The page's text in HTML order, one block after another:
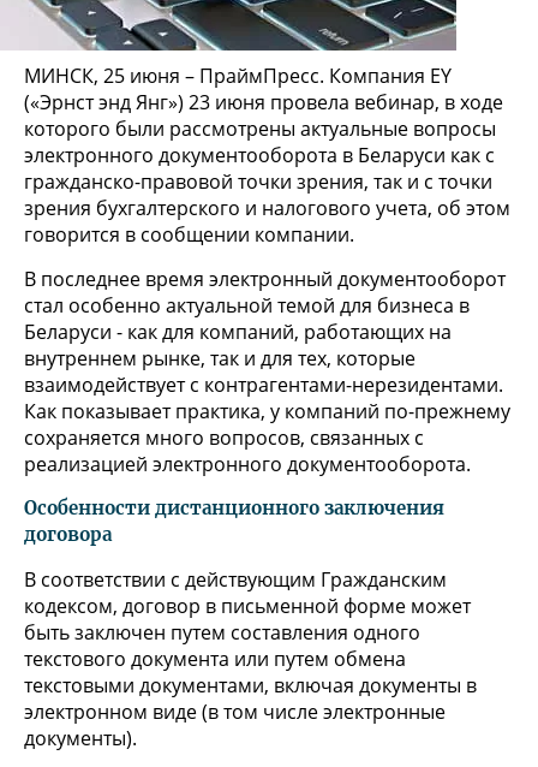
МИНСК, 25 июня – ПраймПресс. Компания EY
(«Эрнст энд Янг») 23 июня провела вебинар, в ходе
которого были рассмотрены актуальные вопросы
электронного документооборота в Беларуси как с
гражданско-правовой точки зрения, так и с точки
зрения бухгалтерского и налогового учета, об этом
говорится в сообщении компании.
В последнее время электронный документооборот
стал особенно актуальной темой для бизнеса в
Беларуси - как для компаний, работающих на
внутреннем рынке, так и для тех, которые
взаимодействует с контрагентами-нерезидентами.
Как показывает практика, у компаний по-прежнему
сохраняется много вопросов, связанных с
реализацией электронного документооборота.
Особенности дистанционного заключения
договора
В соответствии с действующим Гражданским
кодексом, договор в письменной форме может
быть заключен путем составления одного
текстового документа или путем обмена
текстовыми документами, включая документы в
электронном виде (в том числе электронные
документы).